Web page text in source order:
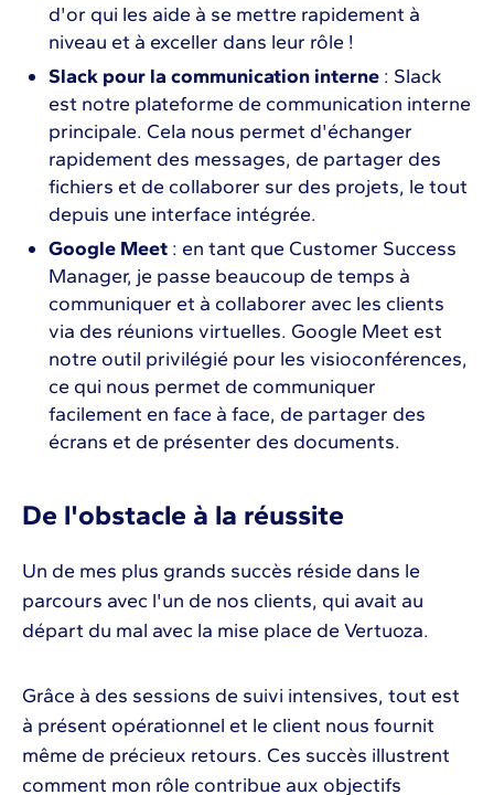
d'or qui les aide à se mettre rapidement à
niveau et à exceller dans leur rôle !
Slack pour la communication interne : Slack
est notre plateforme de communication interne
principale. Cela nous permet d'échanger
rapidement des messages, de partager des
fichiers et de collaborer sur des projets, le tout
depuis une interface intégrée.
Google Meet : en tant que Customer Success
Manager, je passe beaucoup de temps à
communiquer et à collaborer avec les clients
via des réunions virtuelles. Google Meet est
notre outil privilégié pour les visioconférences,
ce qui nous permet de communiquer
facilement en face à face, de partager des
écrans et de présenter des documents.
De l'obstacle à la réussite
Un de mes plus grands succès réside dans le
parcours avec l'un de nos clients, qui avait au
départ du mal avec la mise place de Vertuoza.
Grâce à des sessions de suivi intensives, tout est
à présent opérationnel et le client nous fournit
même de précieux retours. Ces succès illustrent
comment mon rôle contribue aux objectifs